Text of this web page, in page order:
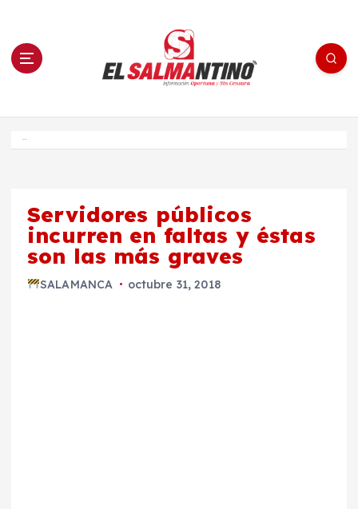
n El Salmantino - medios/noticias/editorial
Servidores públicos
incurren en faltas y éstas
son las más graves
SALAMANCA octubre 31, 2018